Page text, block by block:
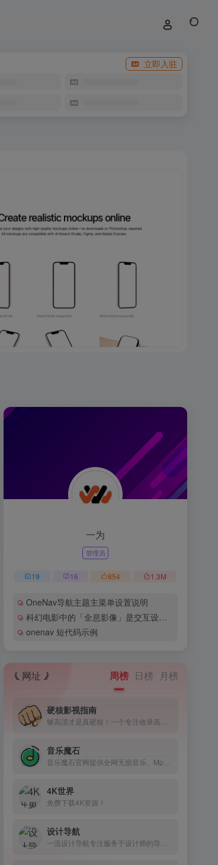
立即入驻
一为
管理员
19 16 854 1.3M
OneNav导航主题主菜单设置说明
科幻电影中的「全息影像」是交互设计的未来么？
onenav 短代码示例
网址 周榜 日榜 月榜
硬核影视指南
音乐魔石
4K世界
免费下载4K资源！
设计导航